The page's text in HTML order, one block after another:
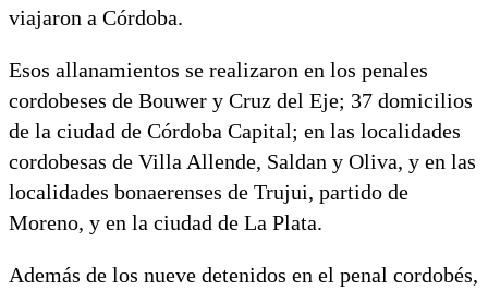
viajaron a Córdoba.
Esos allanamientos se realizaron en los penales
cordobeses de Bouwer y Cruz del Eje; 37 domicilios
de la ciudad de Córdoba Capital; en las localidades
cordobesas de Villa Allende, Saldan y Oliva, y en las
localidades bonaerenses de Trujui, partido de
Moreno, y en la ciudad de La Plata.
Además de los nueve detenidos en el penal cordobés,